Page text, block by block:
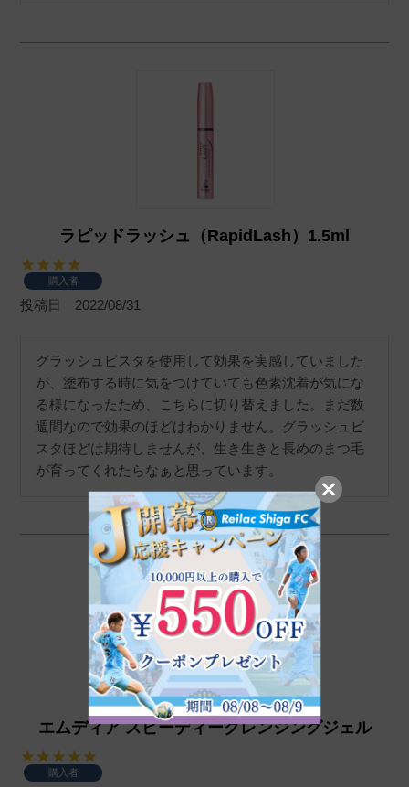
ラピッドラッシュ（RapidLash）1.5ml
購入者
投稿日 2022/08/31
グラッシュビスタを使用して効果を実感していました
が、塗布する時に気をつけていても色素沈着が気にな
る様になったため、こちらに切り替えました。まだ数
週間なので効果のほどはわかりません。グラッシュビ
スタほどは期待しませんが、生き生きと長めのまつ毛
が育ってくれたらなぁと思っています。
エムディア スピーディークレンジングジェル
購入者